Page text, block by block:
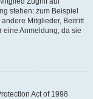
stehen: zum Beispiel
Mitglieder, Beitritt
eine Anmeldung, da sie
Act of 1998